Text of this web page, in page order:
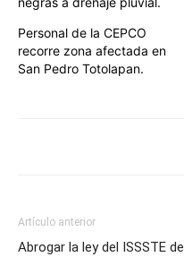
Personal de la CEPCO
recorre zona afectada en
San Pedro Totolapan.
Artículo anterior
Abrogar la ley del ISSSTE de